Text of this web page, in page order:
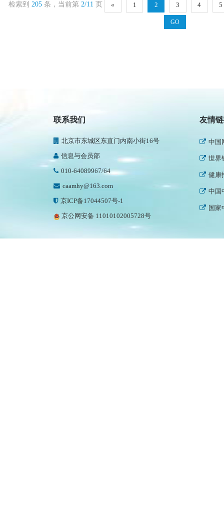
检索到 205条，当前第 2/11 页 « 1 2 3 4 5
联系我们
北京市东城区东直门内南小街16号
信息与会员部
010-64089967/64
caamhy@163.com
京ICP备17044507号-1
京公网安备 11010102005728号
友情
人民
中国
世界
健康
中国
国家
中国